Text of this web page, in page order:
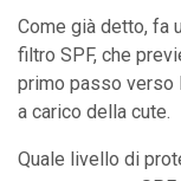
Come già detto, fa
filtro SPF, che
primo passo verso
a carico della cute.
Quale livello di